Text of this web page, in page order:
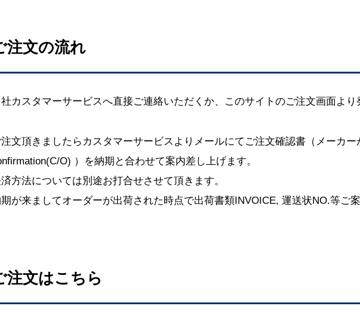
注文の流れ
カスタマーサービスへ直接ご連絡いただくか、このサイトのご注文画面より
文頂きましたらカスタマーサービスよりメールにてご注文確認書（メーカー
O) ）を納期と合わせて案内差し上げます。
方法については別途お打合せさせて頂きます。
が来ましてオーダーが出荷された時点で出荷書類INVOICE, 運送状NO.等ご案
注文はこちら